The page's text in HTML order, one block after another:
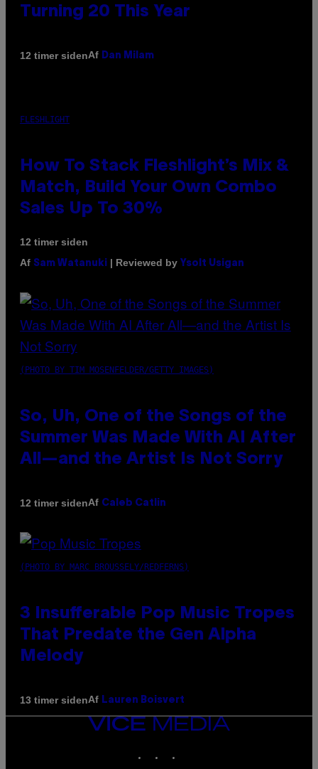
Turning 20 This Year
12 timer sidenAf Dan Milam
FLESHLIGHT
How To Stack Fleshlight’s Mix &
Match, Build Your Own Combo
Sales Up To 30%
12 timer siden
Af Sam Watanuki | Reviewed by Ysolt Usigan
(PHOTO BY TIM MOSENFELDER/GETTY IMAGES)
So, Uh, One of the Songs of the
Summer Was Made With AI After
All—and the Artist Is Not Sorry
12 timer sidenAf Caleb Catlin
(PHOTO BY MARC BROUSSELY/REDFERNS)
3 Insufferable Pop Music Tropes
That Predate the Gen Alpha
Melody
13 timer sidenAf Lauren Boisvert
VICE